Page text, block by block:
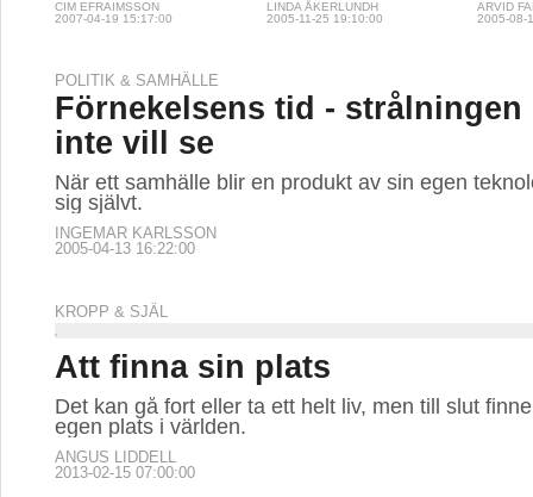
CIM EFRAIMSSON
2007-04-19 15:17:00
LINDA ÅKERLUNDH
2005-11-25 19:10:00
ARVID
2005-08-
POLITIK & SAMHÄLLE
Förnekelsens tid - strålningen
inte vill se
När ett samhälle blir en produkt av sin egen
sig självt.
INGEMAR KARLSSON
2005-04-13 16:22:00
KROPP & SJÄL
Att finna sin plats
Det kan gå fort eller ta ett helt liv, men till slut
egen plats i världen.
ANGUS LIDDELL
2013-02-15 07:00:00